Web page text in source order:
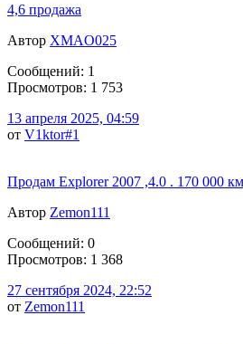
4,6 продажа
Автор XMAO025
Сообщений: 1
Просмотров: 1 753
13 апреля 2025, 04:59
от V1ktor#1
Продам Explorer 2007 ,4.0 . 170 000
Автор Zemon111
Сообщений: 0
Просмотров: 1 368
27 сентября 2024, 22:52
от Zemon111